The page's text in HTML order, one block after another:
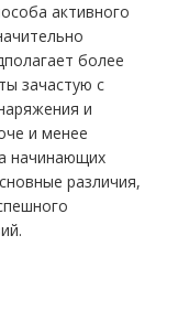
активного
более
зачастую с
и
и менее
начинающих
различия,